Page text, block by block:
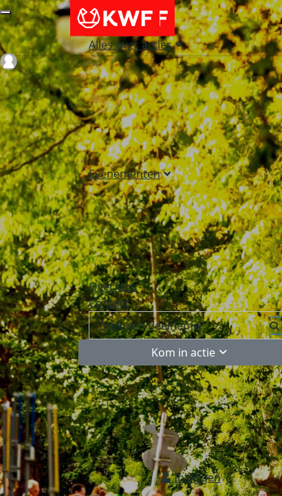
Alles over acties
Evenementen
Over ons
Contact
Kom in actie
Inloggen
Login